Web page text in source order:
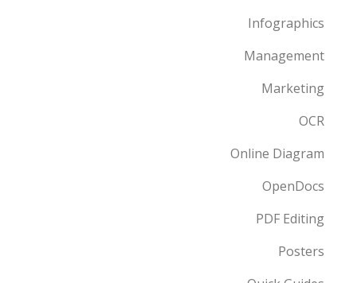
Infographics
Management
Marketing
OCR
Online Diagram
OpenDocs
PDF Editing
Posters